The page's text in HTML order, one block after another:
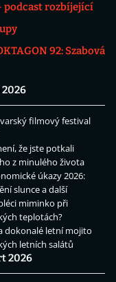
podcast rozbíjející
92: Szabová
2026
filmový festival
že jste potkali
z minulého života
úkazy 2026:
slunce a další
miminko při
teplotách?
dokonalé letní mojito
letních salátů
2026